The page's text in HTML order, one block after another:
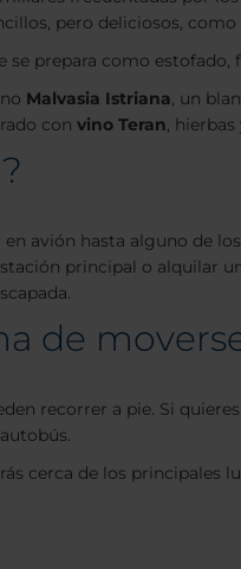
pero deliciosos,
se prepara como estofado,
Malvasia Istriana, un
con vino Teran, hierbas
avión hasta alguno de los
principal o alquilar
de
recorrer a pie. Si
cerca de los